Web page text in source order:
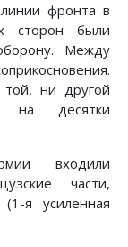
фронта в
сторон были
Между
ни другой
на десятки
входили
части,
я усиленная